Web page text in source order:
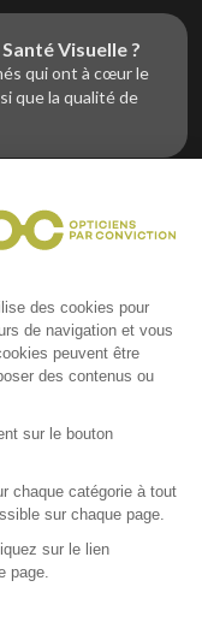
Visuelle ?
qui ont à cœur le
que la qualité de
de la vue et
?
d’achats et
indépendants
des cookies pour
de navigation et vous
peuvent être
des contenus ou
sur le bouton
chaque catégorie à tout
sur chaque page.
sur le lien
page.